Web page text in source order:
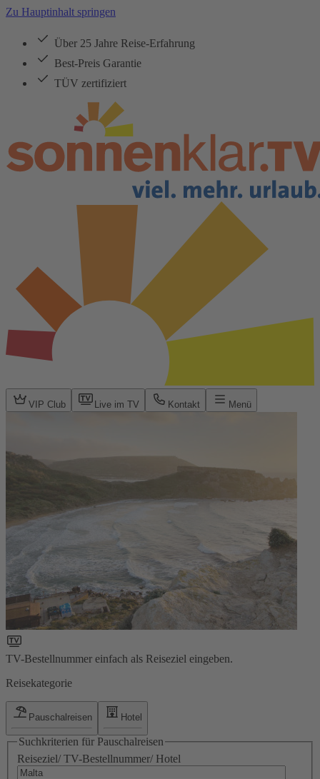
Zu Hauptinhalt springen
Über 25 Jahre Reise-Erfahrung
Best-Preis Garantie
TÜV zertifiziert
VIP Club Live im TV Kontakt Menü
TV-Bestellnummer einfach als Reiseziel eingeben.
Reisekategorie
Pauschalreisen Hotel
Suchkriterien für Pauschalreisen
Reiseziel/ TV-Bestellnummer/ Hotel